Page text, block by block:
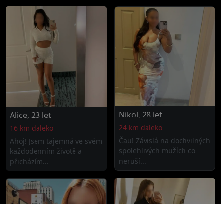
Alice, 23 let
16 km daleko
Ahoj! Jsem tajemná ve svém
každodenním životě a
přicházím...
Nikol, 28 let
24 km daleko
Čau! Závislá na dochvilných
spolehlivých mužích co
neruší...